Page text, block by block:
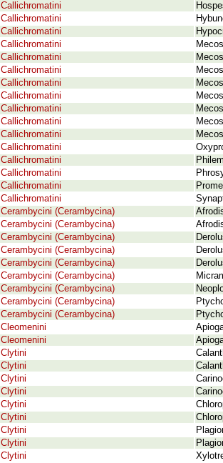
Callichromatini
Callichromatini
Callichromatini
Callichromatini
Callichromatini
Callichromatini
Callichromatini
Callichromatini
Callichromatini
Callichromatini
Callichromatini
Callichromatini
Callichromatini
Callichromatini
Callichromatini
Callichromatini
Cerambycini (Cerambycina)
Cerambycini (Cerambycina)
Cerambycini (Cerambycina)
Cerambycini (Cerambycina)
Cerambycini (Cerambycina)
Cerambycini (Cerambycina)
Cerambycini (Cerambycina)
Cerambycini (Cerambycina)
Cerambycini (Cerambycina)
Cleomenini
Cleomenini
Clytini
Clytini
Clytini
Clytini
Clytini
Clytini
Clytini
Clytini
Clytini